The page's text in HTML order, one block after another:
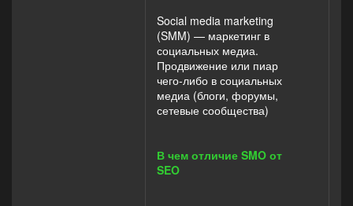
Social media marketing
(SMM) — маркетинг в
социальных медиа.
Продвижение или пиар
чего-либо в социальных
медиа (блоги, форумы,
сетевые сообщества)
В чем отличие SMO от
SEO